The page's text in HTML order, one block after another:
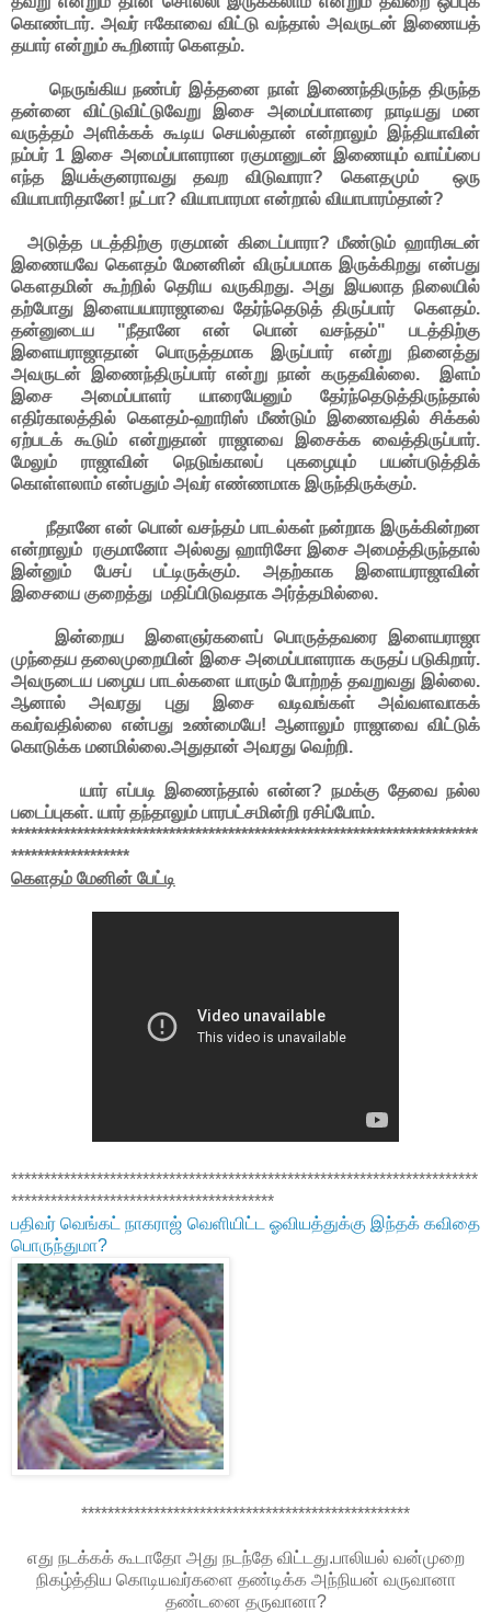
கொண்டார். அவர் ஈகோவை விட்டு வந்தால் அவருடன் இணையத்
தயார் என்றும் கூறினார் கெளதம்.
நெருங்கிய நண்பர் இத்தனை நாள் இணைந்திருந்த திருந்த
தன்னை விட்டுவிட்டுவேறு இசை அமைப்பாளரை நாடியது மன
வருத்தம் அளிக்கக் கூடிய செயல்தான் என்றாலும் இந்தியாவின்
நம்பர் 1 இசை அமைப்பாளரான ரகுமானுடன் இணையும் வாய்ப்பை
எந்த இயக்குனராவது தவற விடுவாரா? கெளதமும் ஒரு
வியாபாரிதானே! நட்பா? வியாபாரமா என்றால் வியாபாரம்தான்?
அடுத்த படத்திற்கு ரகுமான் கிடைப்பாரா? மீண்டும் ஹாரிசுடன்
இணையவே கெளதம் மேனனின் விருப்பமாக இருக்கிறது என்பது
கௌதமின் கூற்றில் தெரிய வருகிறது. அது இயலாத நிலையில்
தற்போது இளையயாராஜாவை தேர்ந்தெடுத் திருப்பார் கெளதம்.
தன்னுடைய "நீதானே என் பொன் வசந்தம்" படத்திற்கு
இளையராஜாதான் பொருத்தமாக இருப்பார் என்று நினைத்து
அவருடன் இணைந்திருப்பார் என்று நான் கருதவில்லை. இளம்
இசை அமைப்பாளர் யாரையேனும் தேர்ந்தெடுத்திருந்தால்
எதிர்காலத்தில் கெளதம்-ஹாரிஸ் மீண்டும் இணைவதில் சிக்கல்
ஏற்படக் கூடும் என்றுதான் ராஜாவை இசைக்க வைத்திருப்பார்.
மேலும் ராஜாவின் நெடுங்காலப் புகழையும் பயன்படுத்திக்
கொள்ளலாம் என்பதும் அவர் எண்ணமாக இருந்திருக்கும்.
நீதானே என் பொன் வசந்தம் பாடல்கள் நன்றாக இருக்கின்றன
என்றாலும் ரகுமானோ அல்லது ஹாரிசோ இசை அமைத்திருந்தால்
இன்னும் பேசப் பட்டிருக்கும். அதற்காக இளையராஜாவின்
இசையை குறைத்து மதிப்பிடுவதாக அர்த்தமில்லை.
இன்றைய இளைஞர்களைப் பொருத்தவரை இளையராஜா
முந்தைய தலைமுறையின் இசை அமைப்பாளராக கருதப் படுகிறார்.
அவருடைய பழைய பாடல்களை யாரும் போற்றத் தவறுவது இல்லை.
ஆனால் அவரது புது இசை வடிவங்கள் அவ்வளவாகக்
கவர்வதில்லை என்பது உண்மையே! ஆனாலும் ராஜாவை விட்டுக்
கொடுக்க மனமில்லை.அதுதான் அவரது வெற்றி.
யார் எப்படி இணைந்தால் என்ன? நமக்கு தேவை நல்ல
படைப்புகள். யார் தந்தாலும் பாரபட்சமின்றி ரசிப்போம்.
***********************************************************************
******************
கெளதம் மேனின் பேட்டி
***********************************************************************
****************************************
பதிவர் வெங்கட் நாகராஜ் வெளியிட்ட ஓவியத்துக்கு இந்தக் கவிதை
பொருந்துமா?
**************************************************
எது நடக்கக் கூடாதோ அது நடந்தே விட்டது.பாலியல் வன்முறை
நிகழ்த்திய கொடியவர்களை தண்டிக்க அந்நியன் வருவானா
தண்டனை தருவானா?